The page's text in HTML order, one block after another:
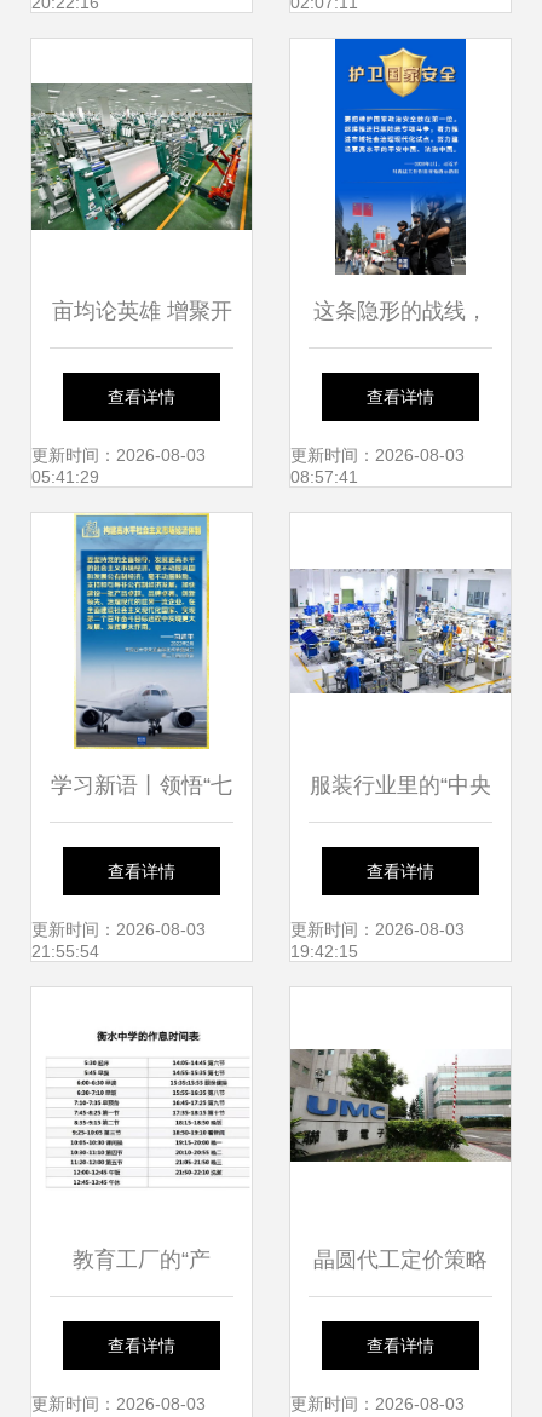
务新篇章
亩均论英雄 增聚开
发区与高桥街道高
质量发展动能的社
会经济咨询服务路
径探索
查看详情
更新时间：2026-08-03
05:41:29
这条隐形的战线，
守护你我平安——
社会经济咨询服务
查看详情
更新时间：2026-08-03
08:57:41
学习新语丨领悟“七
个聚焦” 构建高水
平社会主义市场经
咨询服务新视野
查看详情
更新时间：2026-08-03
21:55:54
服装行业里的“中央
厨房” 柔性供应链
如何重塑社会经济
查看详情
更新时间：2026-08-03
19:42:15
教育工厂的“产
品”与社会现实 快
乐教育的谎言被戳
查看详情
更新时间：2026-08-03
晶圆代工定价策略
与客户盈利能力的
博弈——产业咨询
查看详情
更新时间：2026-08-03